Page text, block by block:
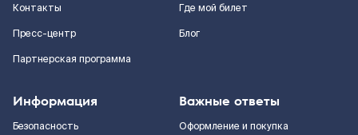
Контакты
Пресс-центр
Партнерская программа
Где мой билет
Блог
Информация
Безопасность
Важные ответы
Оформление и покупка